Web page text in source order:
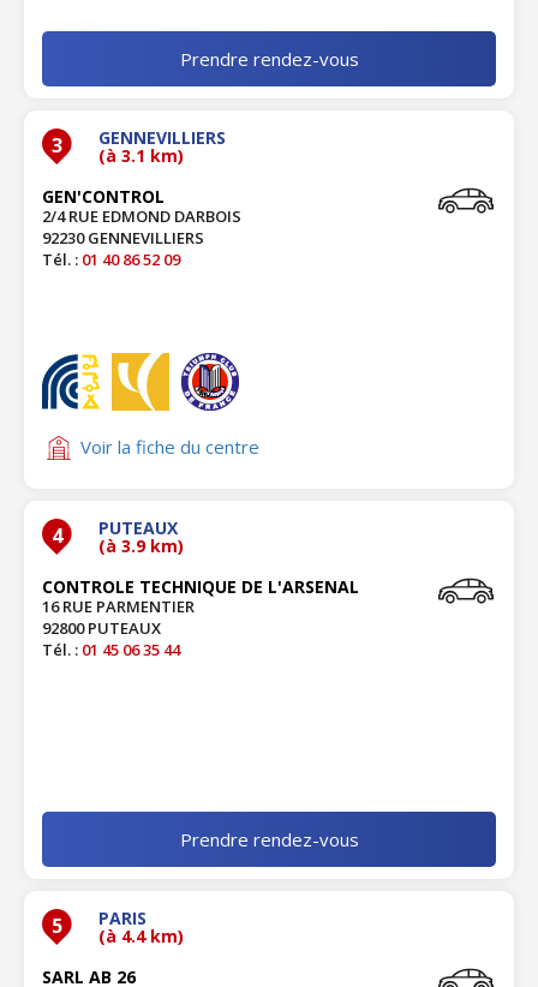
Prendre rendez-vous
3 GENNEVILLIERS
(à 3.1 km)
GEN'CONTROL
2/4 RUE EDMOND DARBOIS
92230 GENNEVILLIERS
Tél. : 01 40 86 52 09
Voir la fiche du centre
4 PUTEAUX
(à 3.9 km)
CONTROLE TECHNIQUE DE L'ARSENAL
16 RUE PARMENTIER
92800 PUTEAUX
Tél. : 01 45 06 35 44
Prendre rendez-vous
5 PARIS
(à 4.4 km)
SARL AB 26